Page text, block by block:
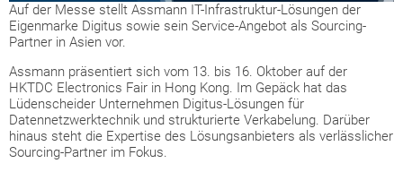
Auf der Messe stellt Assmann IT-Infrastruktur-Lösungen der
Eigenmarke Digitus sowie sein Service-Angebot als Sourcing-
Partner in Asien vor.
Assmann präsentiert sich vom 13. bis 16. Oktober auf der
HKTDC Electronics Fair in Hong Kong. Im Gepäck hat das
Lüdenscheider Unternehmen Digitus-Lösungen für
Datennetzwerktechnik und strukturierte Verkabelung. Darüber
hinaus steht die Expertise des Lösungsanbieters als verlässlicher
Sourcing-Partner im Fokus.